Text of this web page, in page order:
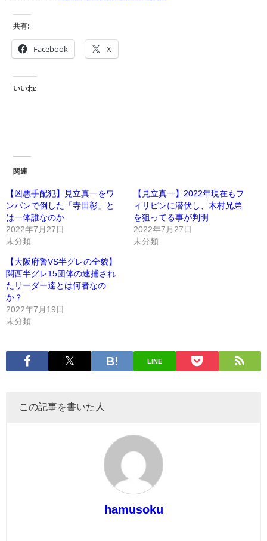
共有:
Facebook X
いいね:
関連
【凶悪手配犯】見立真一をワ
ンパンで倒した「寺田彰」と
は一体誰なのか
2022年7月27日
未分類
【見立真一】2022年現在もフ
ィリピンに潜伏し、木村兄弟
を狙ってる事が判明
2022年7月27日
未分類
【大阪府警VS半グレの全貌】
関西半グレ15団体の逮捕され
たリーダー達とは何者なの
か？
2022年7月19日
未分類
LINE
この記事を書いた人
hamusoku